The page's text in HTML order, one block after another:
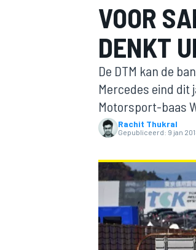
MOTOGP
VOOR
DENKT
De DTM kan de
Mercedes eind dit
Motorsport-baas
Rachit Thukral
Gepubliceerd: 9 jan